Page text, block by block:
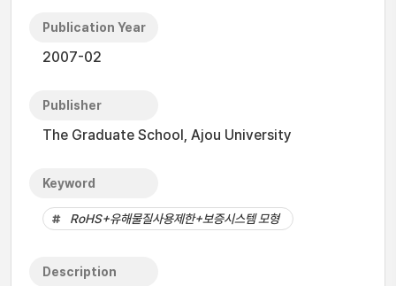
Publication Year
2007-02
Publisher
The Graduate School, Ajou University
Keyword
RoHS+유해물질사용제한+보증시스템 모형
Description